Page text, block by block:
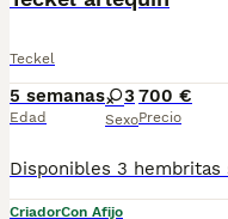
Teckel
5 semanas
Edad
3
Sexo
700 €
Precio
CriadorCon Afijo